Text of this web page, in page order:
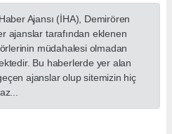
Ajansı (İHA), Demirören
ajanslar tarafından eklenen
müdahalesi olmadan
Bu haberlerde yer alan
ajanslar olup sitemizin hiç